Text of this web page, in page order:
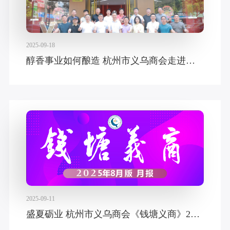
2025-09-18
醇香事业如何酿造 杭州市义乌商会走进国鼎酒业跨界学习
2025-09-11
盛夏砺业 杭州市义乌商会《钱塘义商》2025年8月版